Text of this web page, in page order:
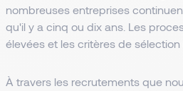
nombreuses entreprises
qu'il y a cinq ou dix ans. Les
élevées et les critères de sélection
À travers les recrutements que